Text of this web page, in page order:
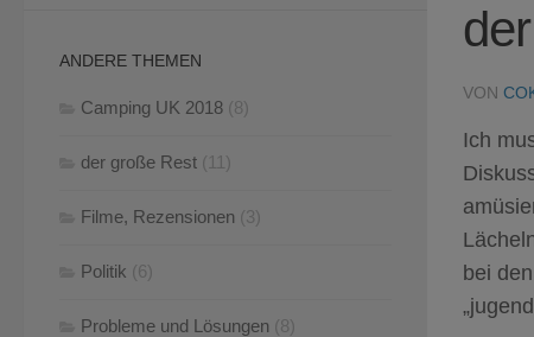
VON
Ich
bei
ANDERE THEMEN
Camping UK 2018 (8)
der große Rest (11)
Filme, Rezensionen (3)
Politik (6)
Probleme und Lösungen (8)